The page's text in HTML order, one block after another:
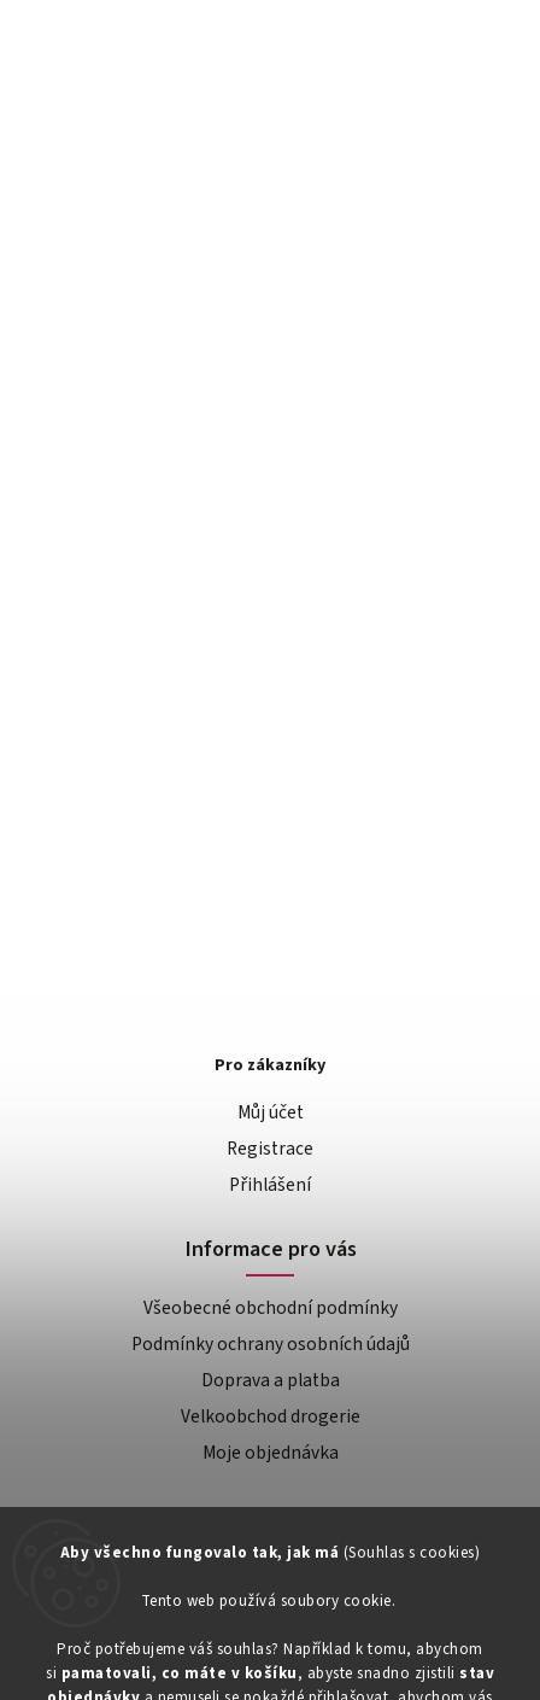
Aby všechno fungovalo tak, jak má (Souhlas s cookies)
Tento web používá soubory cookie.
Proč potřebujeme váš souhlas? Například k tomu, abychom
si pamatovali, co máte v košíku, abyste snadno zjistili stav
734603917
Pro zákazníky
Můj účet
Registrace
Přihlášení
Informace pro vás
Všeobecné obchodní podmínky
Podmínky ochrany osobních údajů
Doprava a platba
Velkoobchod drogerie
Moje objednávka